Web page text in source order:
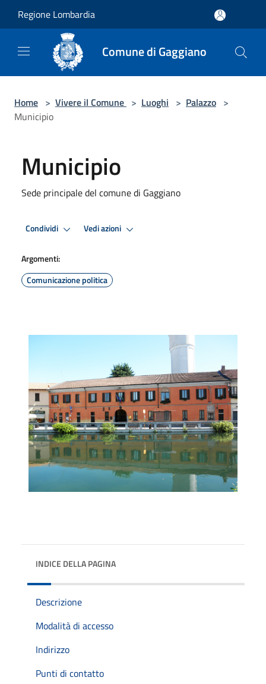
Regione Lombardia
Comune di Gaggiano
Home > Vivere il Comune > Luoghi > Palazzo >
Municipio
Municipio
Sede principale del comune di Gaggiano
Condividi Vedi azioni
Argomenti:
Comunicazione politica
INDICE DELLA PAGINA
Descrizione
Modalità di accesso
Indirizzo
Punti di contatto